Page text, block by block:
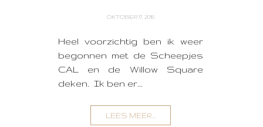
OKTOBER 17, 2016
Heel voorzichtig ben ik weer
begonnen met de Scheepjes
CAL en de Willow Square
deken. Ik ben er...
LEES MEER...